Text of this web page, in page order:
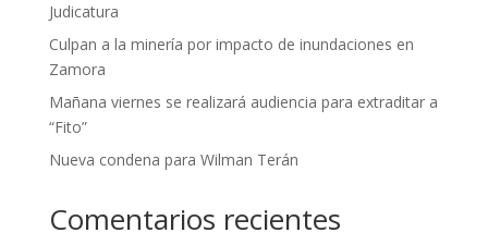
Judicatura
Culpan a la minería por impacto de inundaciones en
Zamora
Mañana viernes se realizará audiencia para extraditar a
“Fito”
Nueva condena para Wilman Terán
Comentarios recientes